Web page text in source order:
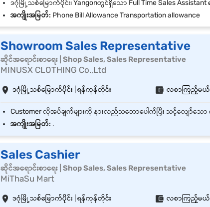
အကျိုးအမြတ်: Phone Bill Allowance Transportation allowance
Showroom Sales Representative
ဆိုင်အရောင်းစာရေး | Shop Sales, Sales Representative
MINUSX CLOTHING Co.,Ltd
ဒဂုံမြို့သစ်မြောက်ပိုင်း | ရန်ကုန်တိုင်း လစာကြည့်မယ်
အကျိုးအမြတ်: .
Sales Cashier
ဆိုင်အရောင်းစာရေး | Shop Sales, Sales Representative
MiThaSu Mart
ဒဂုံမြို့သစ်မြောက်ပိုင်း | ရန်ကုန်တိုင်း လစာကြည့်မယ်